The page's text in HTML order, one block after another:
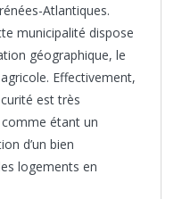
Atlantiques.
municipalité dispose
géographique, le
Effectivement,
est très
comme étant un
d’un bien
logements en